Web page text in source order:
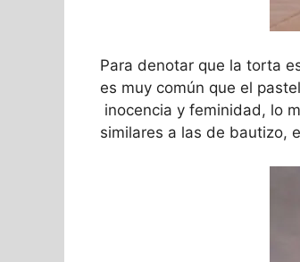
Para denotar que la torta
es muy común que el
inocencia y feminidad, lo
similares a las de bautizo,